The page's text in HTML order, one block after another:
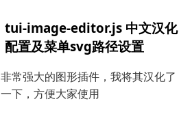
tui-image-editor.js 中文汉化
配置及菜单svg路径设置
非常强大的图形插件，我将其汉化了
一下，方便大家使用